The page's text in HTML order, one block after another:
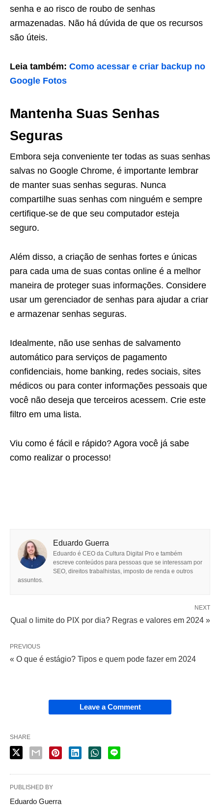
senha e ao risco de roubo de senhas
armazenadas. Não há dúvida de que os recursos
são úteis.
Leia também: Como acessar e criar backup no
Google Fotos
Mantenha Suas Senhas
Seguras
Embora seja conveniente ter todas as suas senhas
salvas no Google Chrome, é importante lembrar
de manter suas senhas seguras. Nunca
compartilhe suas senhas com ninguém e sempre
certifique-se de que seu computador esteja
seguro.
Além disso, a criação de senhas fortes e únicas
para cada uma de suas contas online é a melhor
maneira de proteger suas informações. Considere
usar um gerenciador de senhas para ajudar a criar
e armazenar senhas seguras.
Idealmente, não use senhas de salvamento
automático para serviços de pagamento
confidenciais, home banking, redes sociais, sites
médicos ou para conter informações pessoais que
você não deseja que terceiros acessem. Crie este
filtro em uma lista.
Viu como é fácil e rápido? Agora você já sabe
como realizar o processo!
Eduardo Guerra
Eduardo é CEO da Cultura Digital Pro e também
escreve conteúdos para pessoas que se interessam por
SEO, direitos trabalhistas, imposto de renda e outros
assuntos.
NEXT
Qual o limite do PIX por dia? Regras e valores em 2024 »
PREVIOUS
« O que é estágio? Tipos e quem pode fazer em 2024
Leave a Comment
SHARE
PUBLISHED BY
Eduardo Guerra